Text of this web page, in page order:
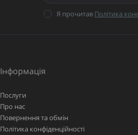
Я прочитав Політика
Інформація
Послуги
Про нас
Повернення та обмін
Політика конфіденційності